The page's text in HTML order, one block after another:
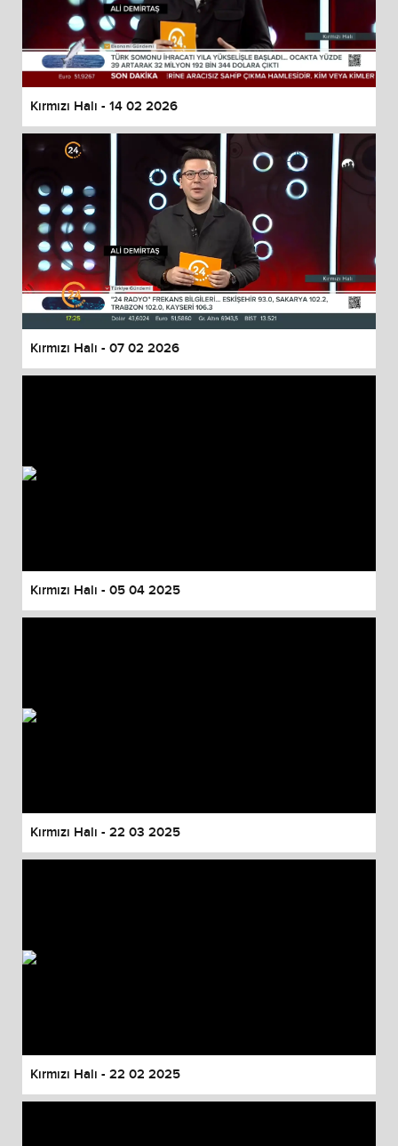
Kırmızı Halı - 14 02 2026
Kırmızı Halı - 07 02 2026
Kırmızı Halı - 05 04 2025
Kırmızı Halı - 22 03 2025
Kırmızı Halı - 22 02 2025